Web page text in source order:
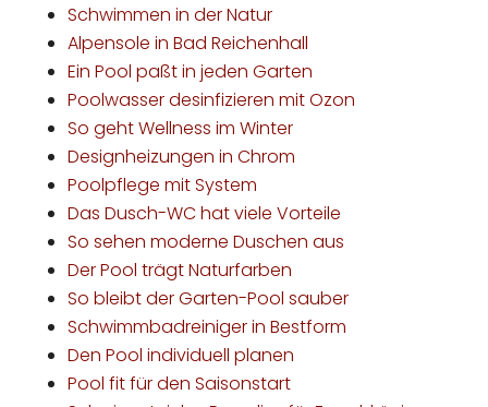
Schwimmen in der Natur
Alpensole in Bad Reichenhall
Ein Pool paßt in jeden Garten
Poolwasser desinfizieren mit Ozon
So geht Wellness im Winter
Designheizungen in Chrom
Poolpflege mit System
Das Dusch-WC hat viele Vorteile
So sehen moderne Duschen aus
Der Pool trägt Naturfarben
So bleibt der Garten-Pool sauber
Schwimmbadreiniger in Bestform
Den Pool individuell planen
Pool fit für den Saisonstart